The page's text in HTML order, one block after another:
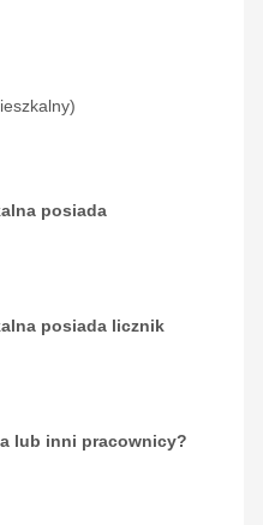
posiada
posiada licznik
lub inni pracownicy?